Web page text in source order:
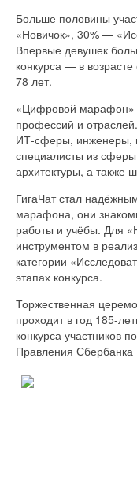
Больше половины
«Новичок», 30% —
Впервые девушек
конкурса — в
78 лет.
«Цифровой марафон»
профессий и
ИТ-сферы, инженеры,
специалисты из
архитектуры, а также
ГигаЧат стал
марафона, они
работы и учёбы. Для
инструментом в
категории
этапах конкурса.
Торжественная
проходит в год 185-
конкурса участников
Правления